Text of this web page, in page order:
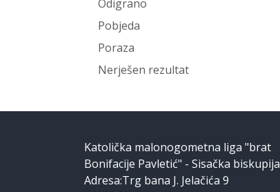
Odigrano
Pobjeda
Poraza
Nerješen rezultat
Katolička malonogometna liga "brat
Bonifacije Pavletić" - Sisačka biskupija
Adresa:Trg bana J. Jelačića 9